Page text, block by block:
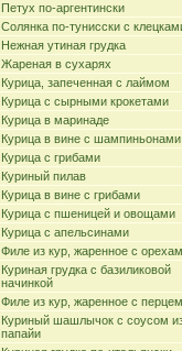
Петух по-аргентински
Солянка по-тунисски с
Нежная утиная грудка
Жареная в сухарях
Курица, запеченная с лаймом
Курица с сырными крокетами
Курица в маринаде
Курица в вине с шампиньонами
Курица с грибами
Куриный пилав
Курица в вине с грибами
Курица с пшеницей и овощами
Курица с апельсинами
Филе из кур, жаренное с
Куриная грудка с базиликовой
начинкой
Филе из кур, жаренное с перцем
Куриный шашлычок с соусом
папайи